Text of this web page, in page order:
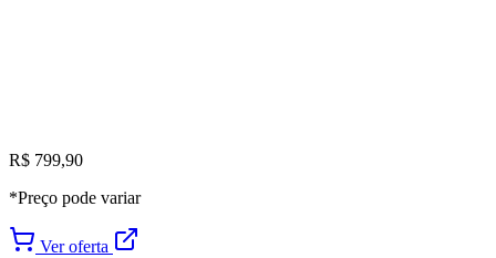
R$ 799,90
*Preço pode variar
Ver oferta